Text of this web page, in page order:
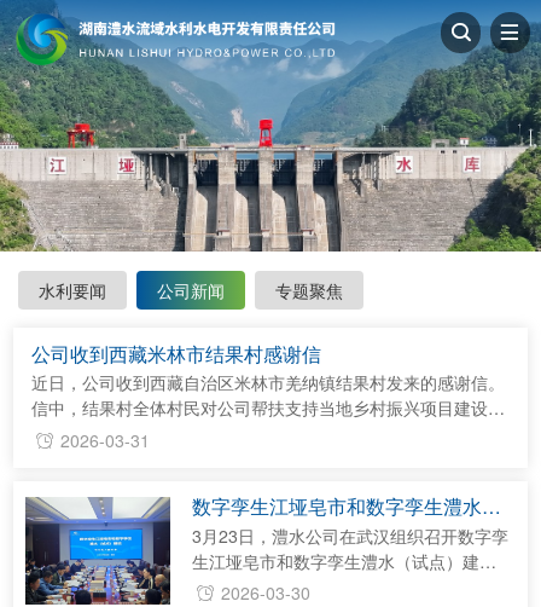
水利要闻 公司新闻 专题聚焦
公司收到西藏米林市结果村感谢信
近日，公司收到西藏自治区米林市羌纳镇结果村发来的感谢信。
信中，结果村全体村民对公司帮扶支持当地乡村振兴项目建设表
示衷心感谢。 感谢信指出，公司积极践行党的治藏方略，按照
共建模式，商定《党支部结对共建工作方案》，签订《党支部结
对共建协议》，落实结对帮扶资金，优化帮扶项目建设方案，目
前帮扶...
2026-03-31
数字孪生江垭皂市和数字孪生澧水
（试点）建设项目顺利通过竣工验收
3月23日，澧水公司在武汉组织召开数字孪
生江垭皂市和数字孪生澧水（试点）建设
项目竣工验收会议。公司党组成员、副总
2026-03-30